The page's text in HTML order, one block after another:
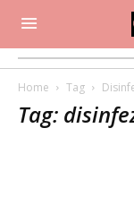
Home Tag
Tag: